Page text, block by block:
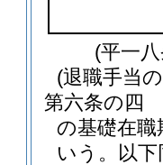
(平一
(退職手当
第六条の四
の基礎在職
いう。以下